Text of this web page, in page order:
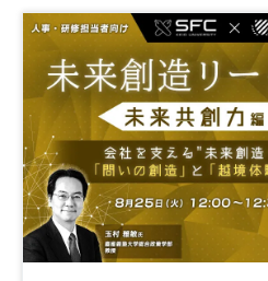
事業承継 中堅中小企業
日経社会イノベーションフォー